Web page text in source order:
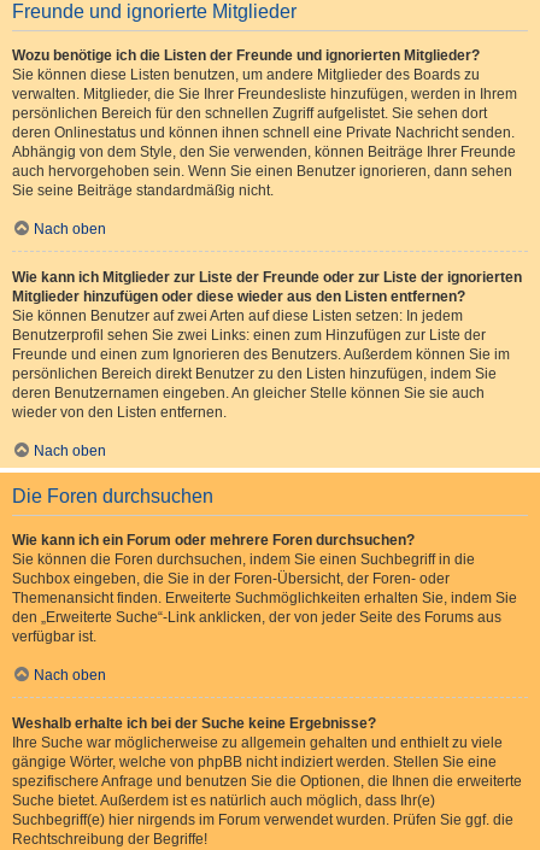
Freunde und ignorierte Mitglieder
Wozu benötige ich die Listen der Freunde und ignorierten Mitglieder?
Sie können diese Listen benutzen, um andere Mitglieder des Boards zu
verwalten. Mitglieder, die Sie Ihrer Freundesliste hinzufügen, werden in Ihrem
persönlichen Bereich für den schnellen Zugriff aufgelistet. Sie sehen dort
deren Onlinestatus und können ihnen schnell eine Private Nachricht senden.
Abhängig von dem Style, den Sie verwenden, können Beiträge Ihrer Freunde
auch hervorgehoben sein. Wenn Sie einen Benutzer ignorieren, dann sehen
Sie seine Beiträge standardmäßig nicht.
Nach oben
Wie kann ich Mitglieder zur Liste der Freunde oder zur Liste der ignorierten
Mitglieder hinzufügen oder diese wieder aus den Listen entfernen?
Sie können Benutzer auf zwei Arten auf diese Listen setzen: In jedem
Benutzerprofil sehen Sie zwei Links: einen zum Hinzufügen zur Liste der
Freunde und einen zum Ignorieren des Benutzers. Außerdem können Sie im
persönlichen Bereich direkt Benutzer zu den Listen hinzufügen, indem Sie
deren Benutzernamen eingeben. An gleicher Stelle können Sie sie auch
wieder von den Listen entfernen.
Nach oben
Die Foren durchsuchen
Wie kann ich ein Forum oder mehrere Foren durchsuchen?
Sie können die Foren durchsuchen, indem Sie einen Suchbegriff in die
Suchbox eingeben, die Sie in der Foren-Übersicht, der Foren- oder
Themenansicht finden. Erweiterte Suchmöglichkeiten erhalten Sie, indem Sie
den „Erweiterte Suche“-Link anklicken, der von jeder Seite des Forums aus
verfügbar ist.
Nach oben
Weshalb erhalte ich bei der Suche keine Ergebnisse?
Ihre Suche war möglicherweise zu allgemein gehalten und enthielt zu viele
gängige Wörter, welche von phpBB nicht indiziert werden. Stellen Sie eine
spezifischere Anfrage und benutzen Sie die Optionen, die Ihnen die erweiterte
Suche bietet. Außerdem ist es natürlich auch möglich, dass Ihr(e)
Suchbegriff(e) hier nirgends im Forum verwendet wurden. Prüfen Sie ggf. die
Rechtschreibung der Begriffe!